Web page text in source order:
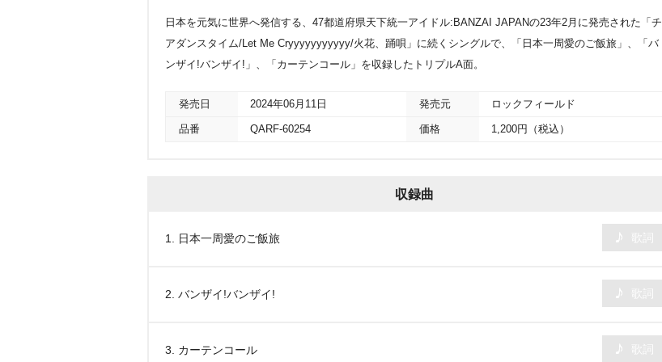
日本を元気に世界へ発信する、47都道府県天下統一アイドル:BANZAI JAPANの23年2月に発売された「チ
アダンスタイム/Let Me Cryyyyyyyyyyy/火花、踊唄」に続くシングルで、「日本一周愛のご飯旅」、「バ
ンザイ!バンザイ!」、「カーテンコール」を収録したトリプルA面。
発売日 2024年06月11日 発売元 ロックフィールド
品番 QARF-60254 価格 1,200円（税込）
収録曲
1. 日本一周愛のご飯旅
2. バンザイ!バンザイ!
3. カーテンコール